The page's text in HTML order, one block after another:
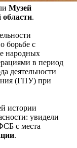
Музей
.
борьбе с
народных
в период
деятельности
(ГПУ) при
истории
увидели
с места
.